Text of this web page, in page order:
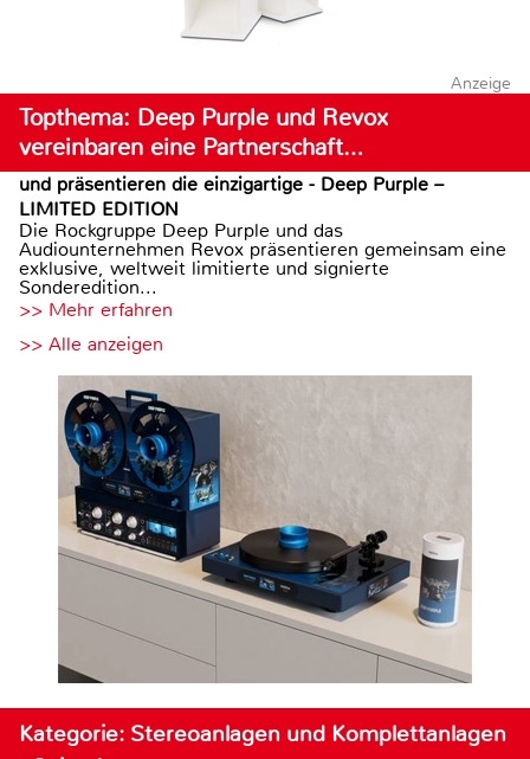
Anzeige
Topthema: Deep Purple und Revox
vereinbaren eine Partnerschaft…
und präsentieren die einzigartige - Deep Purple –
LIMITED EDITION
Die Rockgruppe Deep Purple und das
Audiounternehmen Revox präsentieren gemeinsam eine
exklusive, weltweit limitierte und signierte
Sonderedition...
>> Mehr erfahren
>> Alle anzeigen
Kategorie: Stereoanlagen und Komplettanlagen